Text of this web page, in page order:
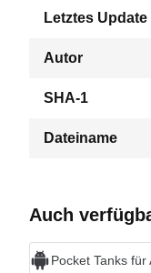
Letztes Update
Autor
SHA-1
Dateiname
Auch
Pocket Tanks für